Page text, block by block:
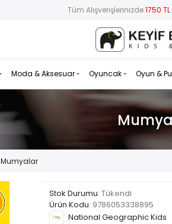
Tüm Alışverişlerinizde1750 TL
Moda & Aksesuar Oyuncak Oyun &
Mumyalar
Stok Durumu: Tükendi
Ürün Kodu: 9786053338895
National Geographic Kids